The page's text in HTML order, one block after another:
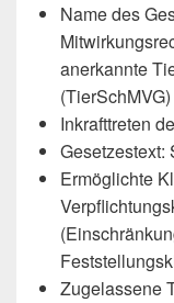
Name des
anerkannte
(TierSchMVG)
Inkrafttreten
Gesetzestext:
Ermöglichte
Zugelassene